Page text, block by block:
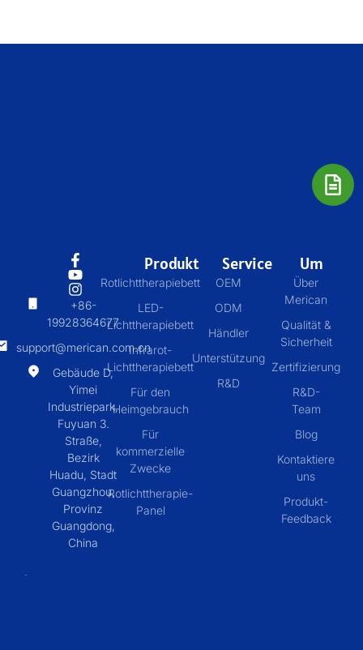
+86-
19928364677
support@merican.com.cn
Gebäude D,
Yimei
Industriepark,
Fuyuan 3.
Straße,
Bezirk
Huadu, Stadt
Guangzhou,
Provinz
Guangdong,
China
Produkt
Rotlichttherapiebett
LED-
Lichttherapiebett
Infrarot-
Lichttherapiebett
Für den
Heimgebrauch
Für
kommerzielle
Zwecke
Rotlichttherapie-
Panel
Service
OEM
ODM
Händler
Unterstützung
R&D
Um
Über
Merican
Qualität &
Sicherheit
Zertifizierung
R&D-
Team
Blog
Kontaktiere
uns
Produkt-
Feedback